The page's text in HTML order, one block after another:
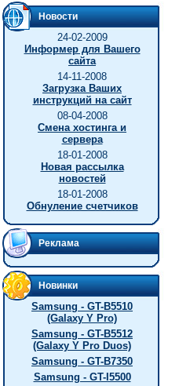
Новости
24-02-2009
Информер для Вашего
сайта
14-11-2008
Загрузка Ваших
инструкций на сайт
08-04-2008
Смена хостинга и
сервера
18-01-2008
Новая рассылка
новостей
18-01-2008
Обнуление счетчиков
Реклама
Новинки
Samsung - GT-B5510
(Galaxy Y Pro)
Samsung - GT-B5512
(Galaxy Y Pro Duos)
Samsung - GT-B7350
Samsung - GT-I5500